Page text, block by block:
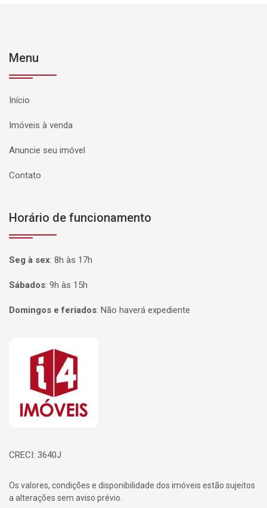
Menu
Início
Imóveis à venda
Anuncie seu imóvel
Contato
Horário de funcionamento
Seg à sex: 8h às 17h
Sábados: 9h às 15h
Domingos e feriados: Não haverá expediente
Página inicial
CRECI: 3640J
Os valores, condições e disponibilidade dos imóveis estão sujeitos
a alterações sem aviso prévio.